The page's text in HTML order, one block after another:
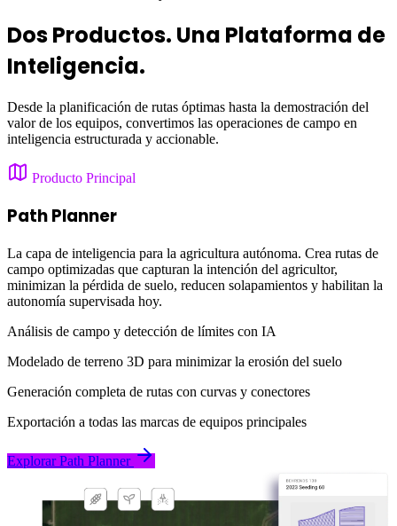
Dos Productos. Una Plataforma de
Inteligencia.
Desde la planificación de rutas óptimas hasta la demostración del
valor de los equipos, convertimos las operaciones de campo en
inteligencia estructurada y accionable.
Producto Principal
Path Planner
La capa de inteligencia para la agricultura autónoma. Crea rutas de
campo optimizadas que capturan la intención del agricultor,
minimizan la pérdida de suelo, reducen solapamientos y habilitan la
autonomía supervisada hoy.
Análisis de campo y detección de límites con IA
Modelado de terreno 3D para minimizar la erosión del suelo
Generación completa de rutas con curvas y conectores
Exportación a todas las marcas de equipos principales
Explorar Path Planner